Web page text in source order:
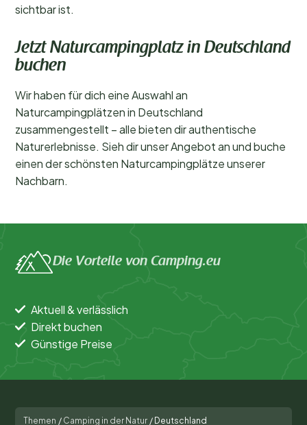
sichtbar ist.
Jetzt Naturcampingplatz in Deutschland
buchen
Wir haben für dich eine Auswahl an
Naturcampingplätzen in Deutschland
zusammengestellt – alle bieten dir authentische
Naturerlebnisse. Sieh dir unser Angebot an und buche
einen der schönsten Naturcampingplätze unserer
Nachbarn.
Die Vorteile von Camping.eu
Aktuell & verlässlich
Direkt buchen
Günstige Preise
Themen / Camping in der Natur / Deutschland